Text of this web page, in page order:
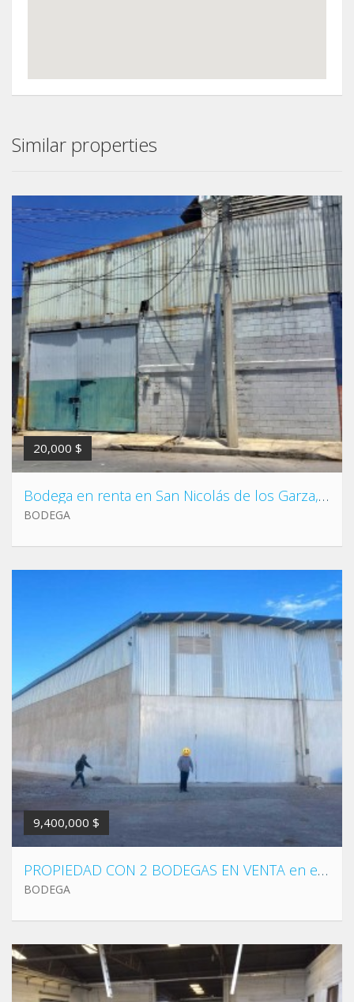
Similar properties
20,000 $
Bodega en renta en San Nicolás de los Garza, a 1 cuadra de Av. Universidad
BODEGA
9,400,000 $
PROPIEDAD CON 2 BODEGAS EN VENTA en el Estado de Durango, Col. Centro, Blvd. José María Patoni y Carr. Federal 40D.
BODEGA